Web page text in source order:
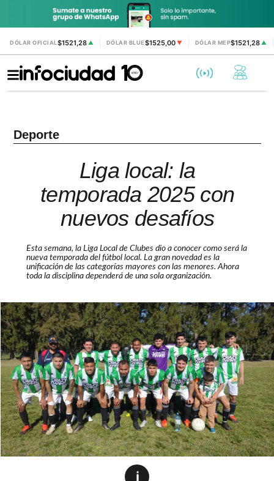
DÓLAR OFICIAL$1521,28 ▲ DÓLAR BLUE$1525,00 ▼ DÓLAR MEP$1521,28▲
Deporte
Liga local: la
temporada 2025 con
nuevos desafíos
Esta semana, la Liga Local de Clubes dio a conocer como será la
nueva temporada del fútbol local. La gran novedad es la
unificación de las categorías mayores con las menores. Ahora
toda la disciplina dependerá de una sola organización.